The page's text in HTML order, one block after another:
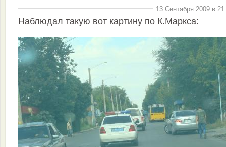
13 Сентября 2009 в
Наблюдал такую вот картину по К.Маркса: